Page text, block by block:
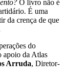
O livro não é
É uma
da crença de que
do
apoio da Atlas
Arruda, Diretor-